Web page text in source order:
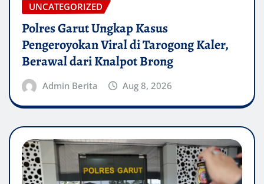
UNCATEGORIZED
Polres Garut Ungkap Kasus
Pengeroyokan Viral di Tarogong Kaler,
Berawal dari Knalpot Brong
Admin Berita Aug 8, 2026